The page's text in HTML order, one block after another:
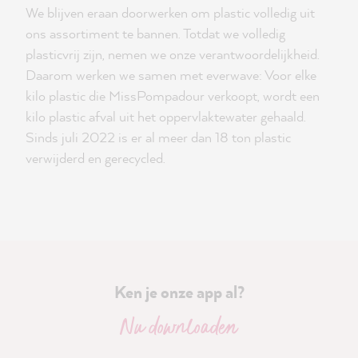
We blijven eraan doorwerken om plastic volledig uit
ons assortiment te bannen. Totdat we volledig
plasticvrij zijn, nemen we onze verantwoordelijkheid.
Daarom werken we samen met everwave: Voor elke
kilo plastic die MissPompadour verkoopt, wordt een
kilo plastic afval uit het oppervlaktewater gehaald.
Sinds juli 2022 is er al meer dan 18 ton plastic
verwijderd en gerecycled.
Ken je onze app al?
Nu downloaden